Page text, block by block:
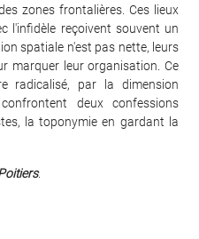
zones frontalières. Ces lieux
l'infidèle reçoivent souvent un
spatiale n'est pas nette, leurs
marquer leur organisation. Ce
radicalisé, par la dimension
deux confessions
la toponymie en gardant la
.